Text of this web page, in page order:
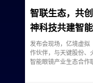
智联生态，共
神科技共建智
发布会现场，亿境虚拟
作伙伴，与天键股份、
智能眼镜产业生态合作